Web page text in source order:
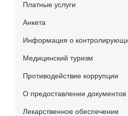
Платные услуги
Анкета
Информация о
Медицинский туризм
Противодействие коррупции
О предоставлении документов
Лекарственное обеспечение